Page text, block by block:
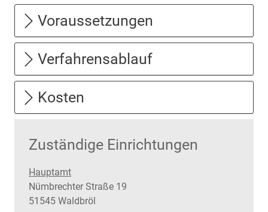
Voraussetzungen
Verfahrensablauf
Kosten
Zuständige Einrichtungen
Hauptamt
Straße:
Nümbrechter Straße Hausnummer:
19
PLZ:
51545 Ort:
Waldbröl